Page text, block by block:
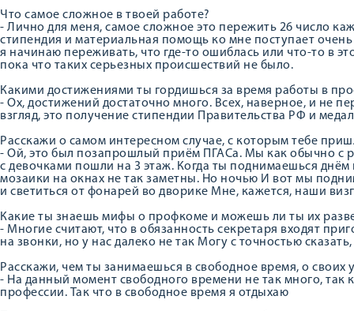
Что самое сложное в твоей работе?
- Лично для меня, самое сложное это пережить 26 число
стипендия и материальная помощь ко мне поступает
я начинаю переживать, что где-то ошиблась или что-то в
пока что таких серьезных происшествий не было.
Какими достижениями ты гордишься за время работы в
- Ох, достижений достаточно много. Всех, наверное, и не
взгляд, это получение стипендии Правительства РФ и
Расскажи о самом интересном случае, с которым тебе
- Ой, это был позапрошлый приём ПГАСа. Мы как обычно с
с девочками пошли на 3 этаж. Когда ты поднимаешься днём
мозаики на окнах не так заметны. Но ночью И вот мы
и светиться от фонарей во дворике Мне, кажется, наши
Какие ты знаешь мифы о профкоме и можешь ли ты их
- Многие считают, что в обязанность секретаря входят
на звонки, но у нас далеко не так Могу с точностью
Расскажи, чем ты занимаешься в свободное время, о своих
- На данный момент свободного времени не так много, так
профессии. Так что в свободное время я отдыхаю